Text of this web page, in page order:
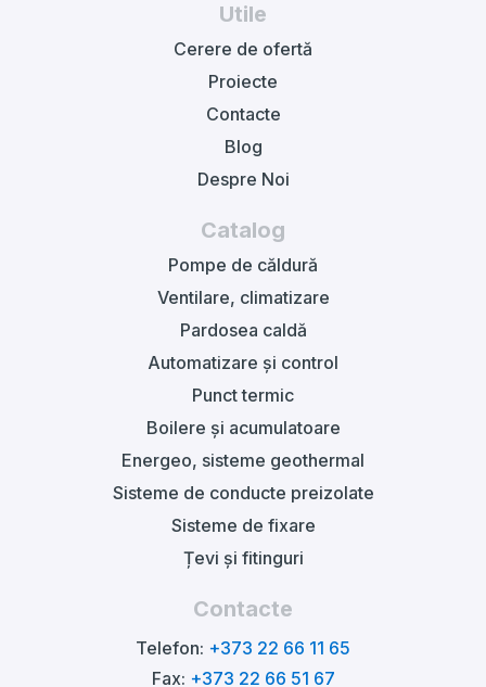
Utile
Cerere de ofertă
Proiecte
Contacte
Blog
Despre Noi
Catalog
Pompe de căldură
Ventilare, climatizare
Pardosea caldă
Automatizare și control
Punct termic
Boilere și acumulatoare
Energeo, sisteme geothermal
Sisteme de conducte preizolate
Sisteme de fixare
Țevi și fitinguri
Contacte
Telefon: +373 22 66 11 65
Fax: +373 22 66 51 67